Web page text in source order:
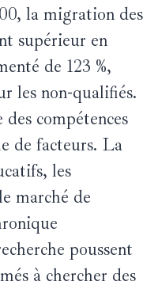
la migration des
supérieur en
de 123 %,
les non-qualifiés.
compétences
de facteurs. La
les
marché de
poussent
à chercher des